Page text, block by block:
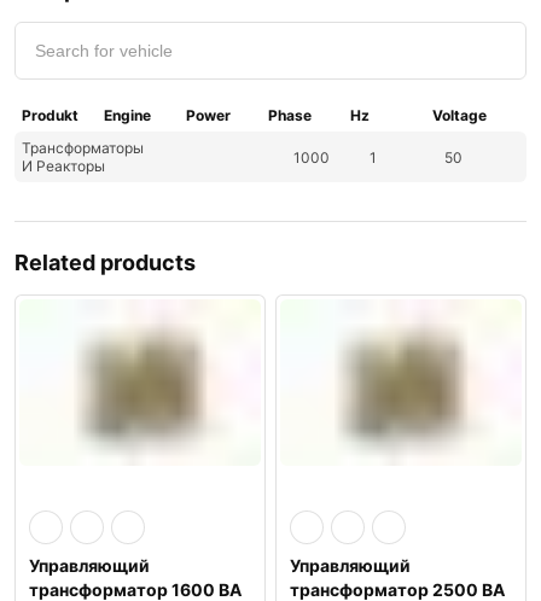
Produkt Engine Power Phase Hz
Voltage
Трансформаторы
И Реакторы
1000 1 50
Related products
Управляющий
трансформатор 1600 ВА
Управляющий
трансформатор 2500 ВА